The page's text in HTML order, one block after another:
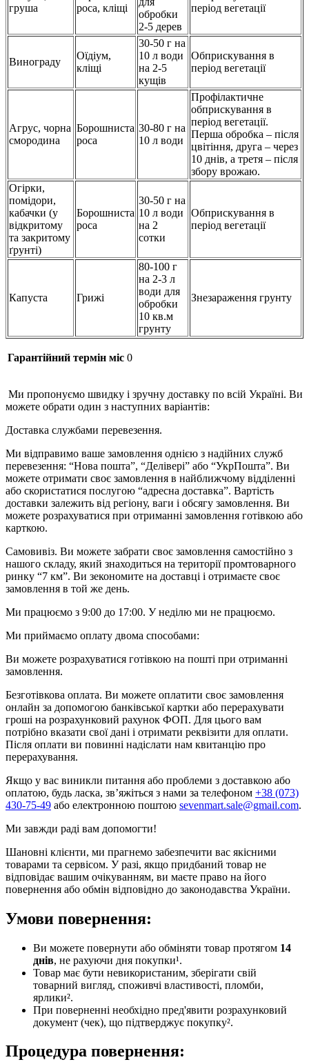
груша
роса, кліщі
обробки
2-5 дерев
період вегетації
Винограду
Оїдіум,
кліщі
30-50 г на
10 л води
на 2-5
кущів
Обприскування в
період вегетації
Агрус, чорна
смородина
Борошниста
роса
30-80 г на
10 л води
Профілактичне
обприскування в
період вегетації.
Перша обробка – після
цвітіння, друга – через
10 днів, а третя – після
збору врожаю.
Огірки,
помідори,
кабачки (у
відкритому
та закритому
ґрунті)
Борошниста
роса
30-50 г на
10 л води
на 2
сотки
Обприскування в
період вегетації
Капуста Грижі
80-100 г
на 2-3 л
води для
обробки
10 кв.м
грунту
Знезараження грунту
Гарантійний термін міс 0
Ми пропонуємо швидку і зручну доставку по всій Україні. Ви
можете обрати один з наступних варіантів:
Доставка службами перевезення.
Ми відправимо ваше замовлення однією з надійних служб
перевезення: “Нова пошта”, “Делівері” або “УкрПошта”. Ви
можете отримати своє замовлення в найближчому відділенні
або скористатися послугою “адресна доставка”. Вартість
доставки залежить від регіону, ваги і обсягу замовлення. Ви
можете розрахуватися при отриманні замовлення готівкою або
карткою.
Самовивіз. Ви можете забрати своє замовлення самостійно з
нашого складу, який знаходиться на території промтоварного
ринку “7 км”. Ви зекономите на доставці і отримаєте своє
замовлення в той же день.
Ми працюємо з 9:00 до 17:00. У неділю ми не працюємо.
Ми приймаємо оплату двома способами:
Ви можете розрахуватися готівкою на пошті при отриманні
замовлення.
Безготівкова оплата. Ви можете оплатити своє замовлення
онлайн за допомогою банківської картки або перерахувати
гроші на розрахунковий рахунок ФОП. Для цього вам
потрібно вказати свої дані і отримати реквізити для оплати.
Після оплати ви повинні надіслати нам квитанцію про
перерахування.
Якщо у вас виникли питання або проблеми з доставкою або
оплатою, будь ласка, зв’яжіться з нами за телефоном +38 (073)
430-75-49 або електронною поштою sevenmart.sale@gmail.com.
Ми завжди раді вам допомогти!
Шановні клієнти, ми прагнемо забезпечити вас якісними
товарами та сервісом. У разі, якщо придбаний товар не
відповідає вашим очікуванням, ви маєте право на його
повернення або обмін відповідно до законодавства України.
Умови повернення:
Ви можете повернути або обміняти товар протягом 14
днів, не рахуючи дня покупки¹.
Товар має бути невикористаним, зберігати свій
товарний вигляд, споживчі властивості, пломби,
ярлики².
При поверненні необхідно пред'явити розрахунковий
документ (чек), що підтверджує покупку².
Процедура повернення: